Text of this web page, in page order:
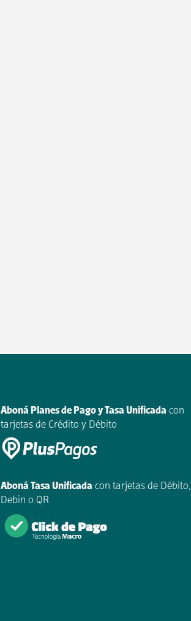
Aboná Planes de Pago y Tasa Unificada con
tarjetas de Crédito y Débito
Aboná Tasa Unificada con tarjetas de Débito,
Debin o QR